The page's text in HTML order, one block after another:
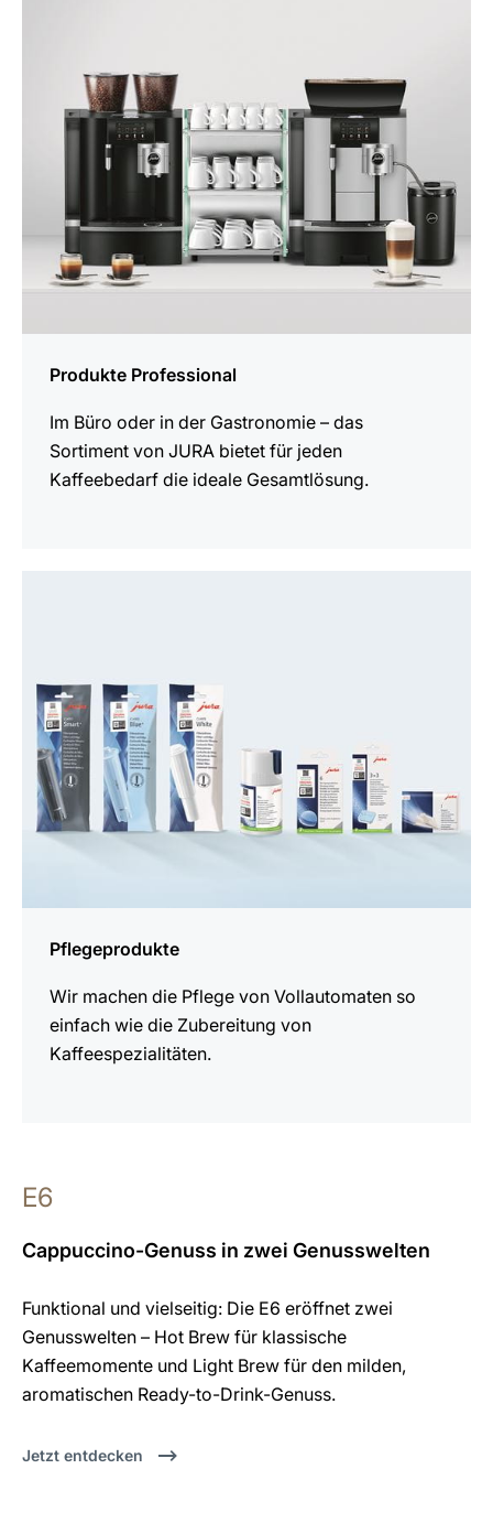
Produkte Professional
Im Büro oder in der Gastronomie – das
Sortiment von JURA bietet für jeden
Kaffeebedarf die ideale Gesamtlösung.
Pflegeprodukte
Wir machen die Pflege von Vollautomaten so
einfach wie die Zubereitung von
Kaffeespezialitäten.
E6
Cappuccino-Genuss in zwei Genusswelten
Funktional und vielseitig: Die E6 eröffnet zwei
Genusswelten – Hot Brew für klassische
Kaffeemomente und Light Brew für den milden,
aromatischen Ready-to-Drink-Genuss.
Jetzt entdecken